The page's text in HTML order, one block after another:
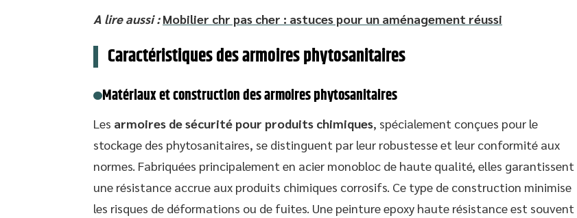
A lire aussi : Mobilier chr pas cher : astuces pour un aménagement réussi
Caractéristiques des armoires phytosanitaires
Matériaux et construction des armoires phytosanitaires
Les armoires de sécurité pour produits chimiques, spécialement conçues pour le
stockage des phytosanitaires, se distinguent par leur robustesse et leur conformité aux
normes. Fabriquées principalement en acier monobloc de haute qualité, elles garantissent
une résistance accrue aux produits chimiques corrosifs. Ce type de construction minimise
les risques de déformations ou de fuites. Une peinture epoxy haute résistance est souvent